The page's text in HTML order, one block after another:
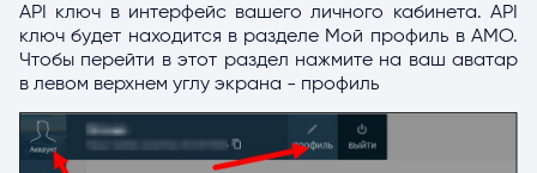
API ключ в интерфейс вашего личного кабинета. API
ключ будет находится в разделе Мой профиль в AMO.
Чтобы перейти в этот раздел нажмите на ваш аватар
в левом верхнем углу экрана - профиль